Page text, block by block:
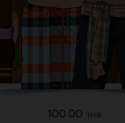
100.00 THB.